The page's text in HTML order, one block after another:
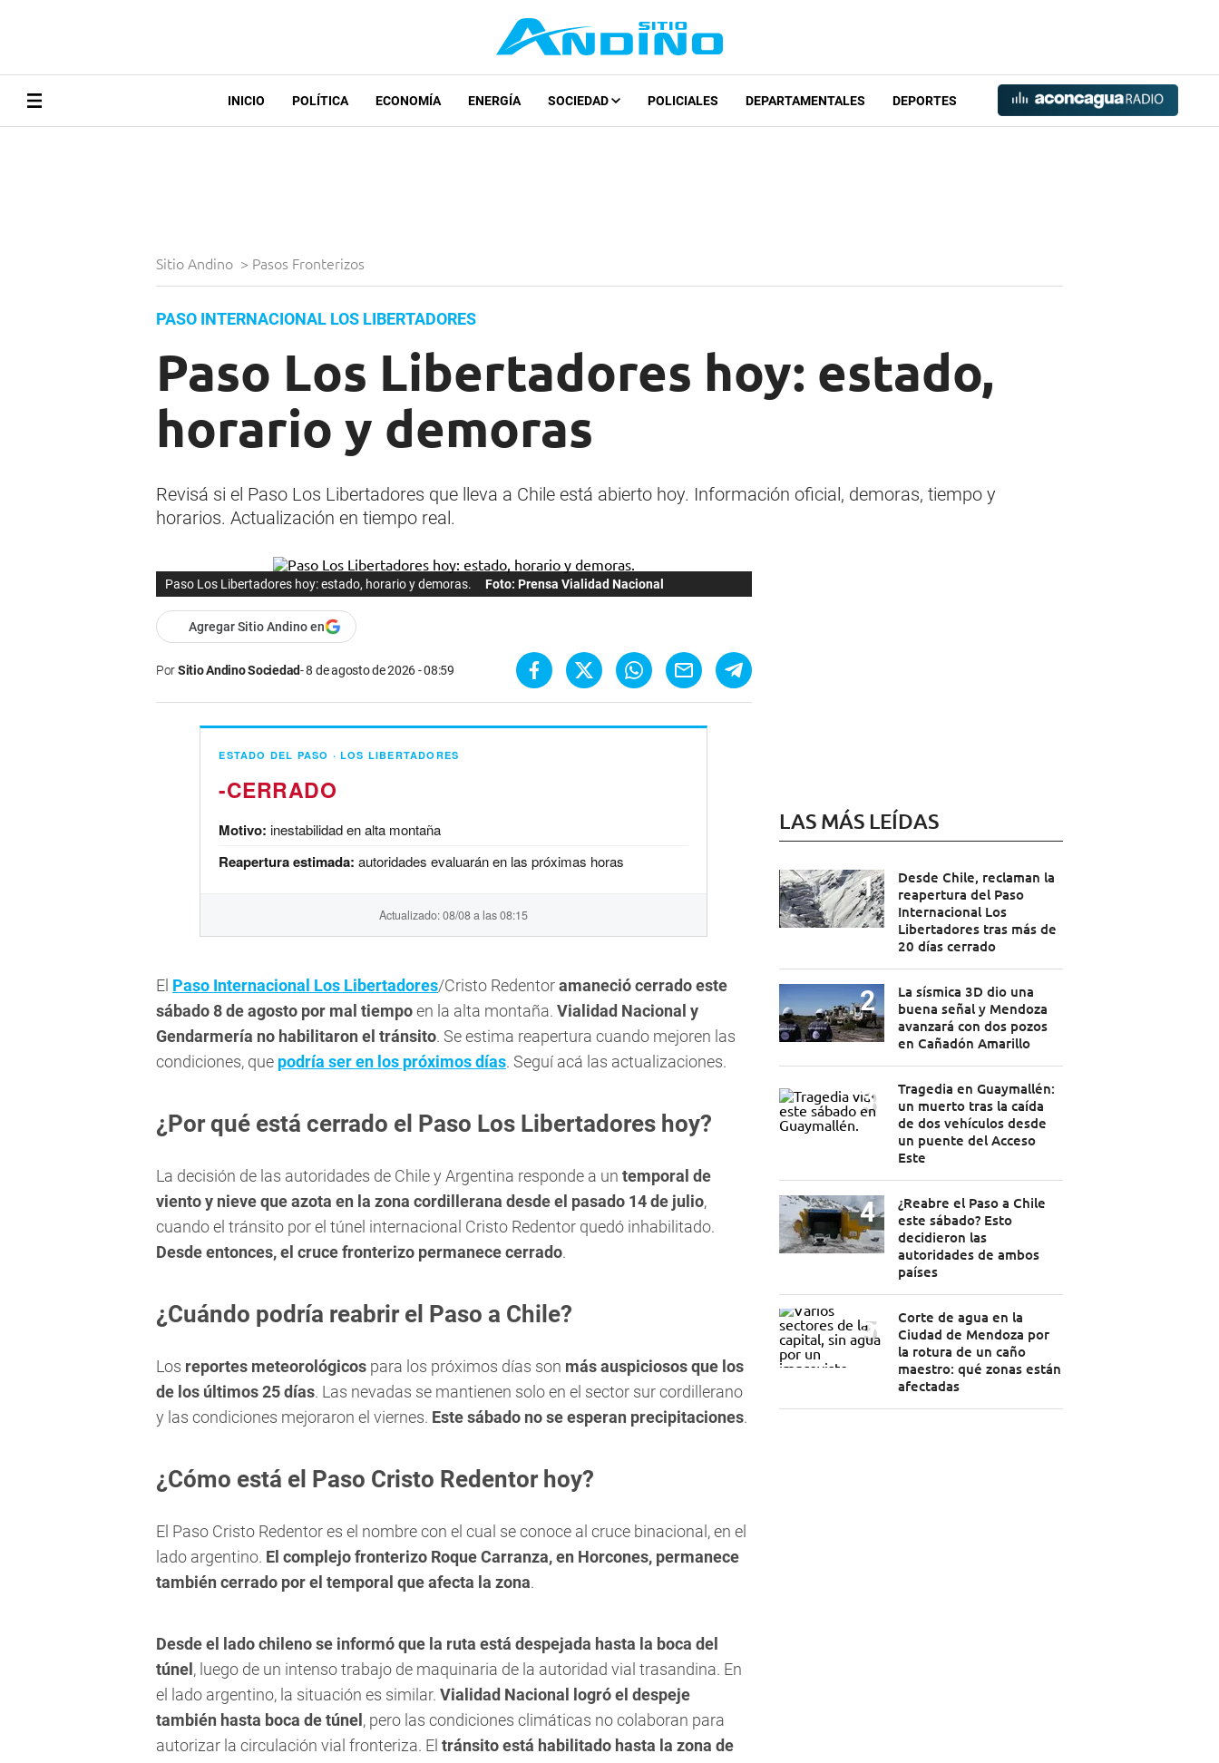
INICIO POLÍTICA ECONOMÍA ENERGÍA SOCIEDAD POLICIALES DEPARTAMENTALES DEPORTES
Sitio Andino > Pasos Fronterizos
PASO INTERNACIONAL LOS LIBERTADORES
Paso Los Libertadores hoy: estado,
horario y demoras
Revisá si el Paso Los Libertadores que lleva a Chile está abierto hoy. Información oficial, demoras, tiempo y
horarios. Actualización en tiempo real.
Paso Los Libertadores hoy: estado, horario y demoras. Foto: Prensa Vialidad Nacional
Agregar Sitio Andino en
PorSitio Andino Sociedad 8 de agosto de 2026 - 08:59
ESTADO DEL PASO · LOS LIBERTADORES
-
Motivo: inestabilidad en alta montaña
Reapertura estimada: autoridades evaluarán en las próximas horas
Actualizado: 08/08 a las 08:15
El Paso Internacional Los Libertadores/Cristo Redentoramaneció cerrado este
sábado 8 de agosto por mal tiempoen la alta montaña. Vialidad Nacional y
Gendarmería no habilitaron el tránsito. Se estima reapertura cuando mejoren las
condiciones, que podría ser en los próximos días. Seguí acá las actualizaciones.
¿Por qué está cerrado el Paso Los Libertadores hoy?
La decisión de las autoridades de Chile y Argentina responde a un temporal de
viento y nieve que azota en la zona cordillerana desde el pasado 14 de julio,
cuando el tránsito por el túnel internacional Cristo Redentor quedó inhabilitado.
Desde entonces, el cruce fronterizo permanece cerrado.
¿Cuándo podría reabrir el Paso a Chile?
Los reportes meteorológicos para los próximos días son más auspiciosos que los
de los últimos 25 días. Las nevadas se mantienen solo en el sector sur cordillerano
y las condiciones mejoraron el viernes. Este sábado no se esperan precipitaciones.
¿Cómo está el Paso Cristo Redentor hoy?
El Paso Cristo Redentor es el nombre con el cual se conoce al cruce binacional, en el
lado argentino. El complejo fronterizo Roque Carranza, en Horcones, permanece
también cerrado por el temporal que afecta la zona.
Desde el lado chileno se informó que la ruta está despejada hasta la boca del
túnel , luego de un intenso trabajo de maquinaria de la autoridad vial trasandina. En
el lado argentino, la situación es similar. Vialidad Nacional logró el despeje
también hasta boca de túnel , pero las condiciones climáticas no colaboran para
autorizar la circulación vial fronteriza. El tránsito está habilitado hasta la zona de
LAS MÁS LEÍDAS
Desde Chile, reclaman la
reapertura del Paso
Internacional Los
Libertadores tras más de
20 días cerrado
La sísmica 3D dio una
buena señal y Mendoza
avanzará con dos pozos
en Cañadón Amarillo
Tragedia en Guaymallén:
un muerto tras la caída
de dos vehículos desde
un puente del Acceso
Este
¿Reabre el Paso a Chile
este sábado? Esto
decidieron las
autoridades de ambos
países
Corte de agua en la
Ciudad de Mendoza por
la rotura de un caño
maestro: qué zonas están
afectadas